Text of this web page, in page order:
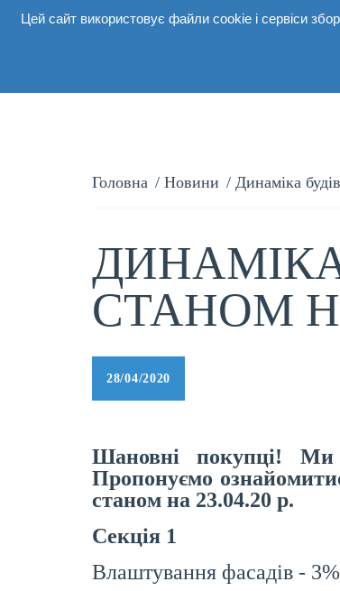
Цей сайт використовує файли cookie і сервіси
Головна / Новини / Динаміка
СТАНОМ
28/04/2020
Шановні покупці! Ми
Пропонуємо
станом на 23.04.20 р.
Секція 1
Влаштування фасадів - 3%